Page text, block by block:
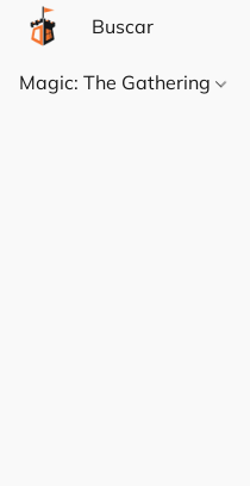
Magic: The Gathering